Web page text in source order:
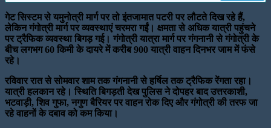
गेट सिस्टम से यमुनोत्री मार्ग पर तो इंतजामात पटरी पर लौटते दिख रहे हैं,
लेकिन गंगोत्री मार्ग पर व्यवस्थाएं चरमरा गईं। क्षमता से अधिक यात्री पहुंचने
पर ट्रैफिक व्यवस्था बिगड़ गई। गंगोत्री यात्रा मार्ग पर गंगनानी से गंगोत्री के
बीच लगभग 60 किमी के दायरे में करीब 900 यात्री वाहन दिनभर जाम में फंसे
रहे।
रविवार रात से सोमवार शाम तक गंगनानी से हर्षिल तक ट्रैफिक रेंगता रहा।
यात्री हलकान रहे। स्थिति बिगड़ती देख पुलिस ने दोपहर बाद उत्तरकाशी,
भटवाड़ी, शिव गुफा, नगुण बैरियर पर वाहन रोक दिए और गंगोत्री की तरफ जा
रहे वाहनों के दबाव को कम किया।